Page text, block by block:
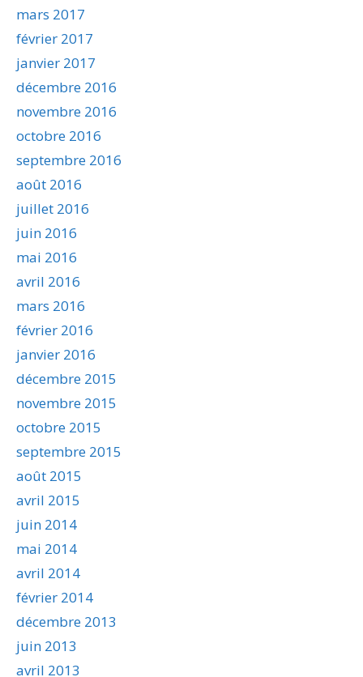
mars 2017
février 2017
janvier 2017
décembre 2016
novembre 2016
octobre 2016
septembre 2016
août 2016
juillet 2016
juin 2016
mai 2016
avril 2016
mars 2016
février 2016
janvier 2016
décembre 2015
novembre 2015
octobre 2015
septembre 2015
août 2015
avril 2015
juin 2014
mai 2014
avril 2014
février 2014
décembre 2013
juin 2013
avril 2013